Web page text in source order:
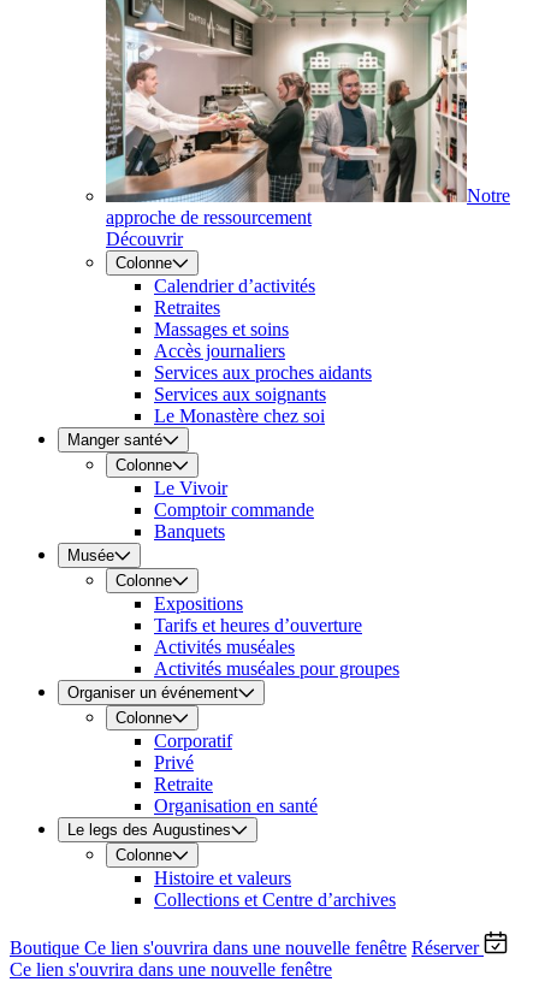
Notre
approche de ressourcement
Découvrir
Colonne
Calendrier d’activités
Retraites
Massages et soins
Accès journaliers
Services aux proches aidants
Services aux soignants
Le Monastère chez soi
Manger santé
Colonne
Le Vivoir
Comptoir commande
Banquets
Musée
Colonne
Expositions
Tarifs et heures d’ouverture
Activités muséales
Activités muséales pour groupes
Organiser un événement
Colonne
Corporatif
Privé
Retraite
Organisation en santé
Le legs des Augustines
Colonne
Histoire et valeurs
Collections et Centre d’archives
Boutique Ce lien s'ouvrira dans une nouvelle fenêtre Réserver
Ce lien s'ouvrira dans une nouvelle fenêtre